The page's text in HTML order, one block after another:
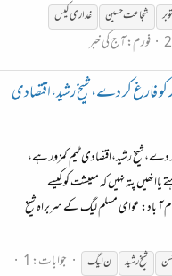
شجاعت حسین
غداری کیس
فورم:آج کی خبر
فارغ کر دے، شیخ رشید،اقتصادی
شیخ رشید،اقتصادی ٹیم کمزور ہے،
یاانھیں پتہ نہیں کہ معیشت کو کیسے
آ باد: عوامی مسلم لیگ کے سربراہ شیخ
شیخ رشید نلیگ جوابات: 1